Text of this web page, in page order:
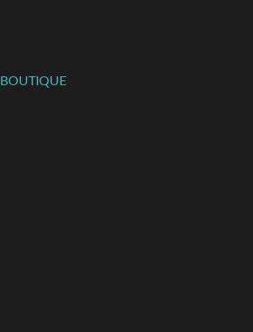
BOUTIQUE